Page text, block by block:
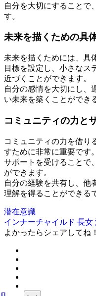
自分を大切にすることで
す。
未来を描くための具
未来を描くためには、具
目標を設定し、小さなス
近づくことができます。
自分の感情を大切にし、
い未来を築くことができ
コミュニティの力と
コミュニティの力を借り
すために非常に重要です。
サポートを受けることで
ができます。
自分の経験を共有し、他
理解を得ることができる
潜在意識
インナーチャイルド 長女
よかったらシェアしてね！